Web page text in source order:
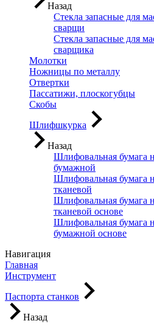
Назад
Стекла запасные для
сварщи
Стекла запасные для
сварщика
Молотки
Ножницы по металлу
Отвертки
Пассатижи, плоскогубцы
Скобы
Шлифшкурка
Назад
Шлифовальная бумага
бумажной
Шлифовальная бумага
тканевой
Шлифовальная бумага
тканевой основе
Шлифовальная бумага
бумажной основе
Навигация
Главная
Инструмент
Паспорта станков
Назад